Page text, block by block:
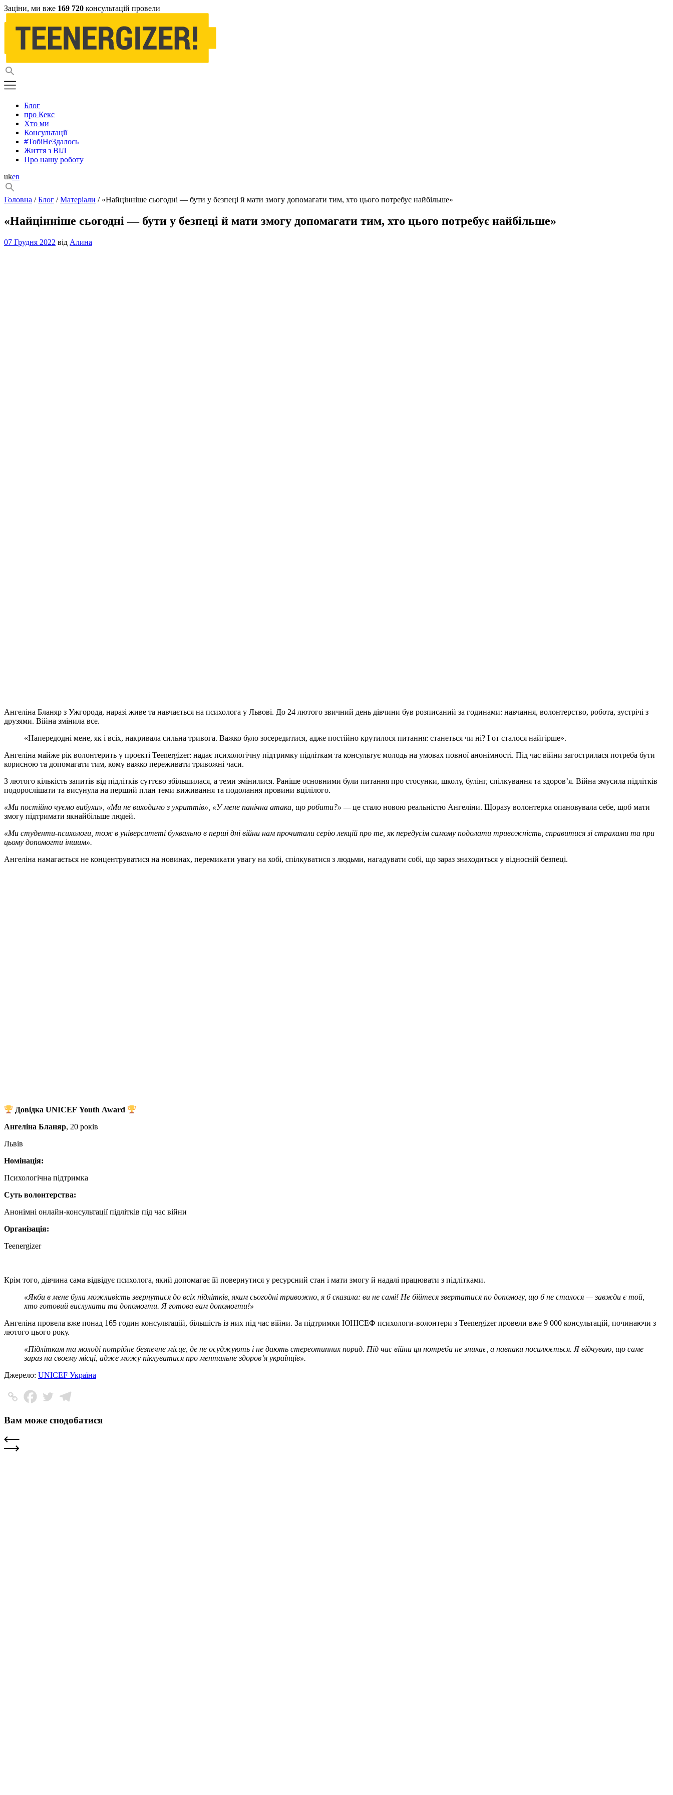
Заціни, ми вже 169 720 консультацій провели
Блог
про Кекс
Хто ми
Консультації
#ТобіНеЗдалось
Життя з ВІЛ
Про нашу роботу
uken
Головна /Блог /Матеріали / «Найцінніше сьогодні — бути у безпеці й мати змогу допомагати тим, хто цього потребує найбільше»
«Найцінніше сьогодні — бути у безпеці й мати змогу допомагати тим, хто цього потребує найбільше»
07 Грудня 2022 від Алина
Ангеліна Бланяр з Ужгорода, наразі живе та навчається на психолога у Львові. До 24 лютого звичний день дівчини був розписаний за годинами: навчання, волонтерство, робота, зустрічі з
друзями. Війна змінила все.
«Напередодні мене, як і всіх, накривала сильна тривога. Важко було зосередитися, адже постійно крутилося питання: станеться чи ні? І от сталося найгірше».
Ангеліна майже рік волонтерить у проєкті Teenergizer: надає психологічну підтримку підліткам та консультує молодь на умовах повної анонімності. Під час війни загострилася потреба бути
корисною та допомагати тим, кому важко переживати тривожні часи.
З лютого кількість запитів від підлітків суттєво збільшилася, а теми змінилися. Раніше основними були питання про стосунки, школу, булінг, спілкування та здоровʼя. Війна змусила підлітків
подорослішати та висунула на перший план теми виживання та подолання провини вцілілого.
«Ми постійно чуємо вибухи», «Ми не виходимо з укриттів», «У мене панічна атака, що робити?» —це стало новою реальністю Ангеліни. Щоразу волонтерка опановувала себе, щоб мати
змогу підтримати якнайбільше людей.
«Ми студенти-психологи, тож в університеті буквально в перші дні війни нам прочитали серію лекцій про те, як передусім самому подолати тривожність, справитися зі страхами та при
цьому допомогти іншим».
Ангеліна намагається не концентруватися на новинах, перемикати увагу на хобі, спілкуватися з людьми, нагадувати собі, що зараз знаходиться у відносній безпеці.
Довідка UNICEF Youth Award
Ангеліна Бланяр, 20 років
Львів
Номінація:
Психологічна підтримка
Суть волонтерства:
Анонімні онлайн-консультації підлітків під час війни
Організація:
Teenergizer
Крім того, дівчина сама відвідує психолога, який допомагає їй повернутися у ресурсний стан і мати змогу й надалі працювати з підлітками.
«Якби в мене була можливість звернутися до всіх підлітків, яким сьогодні тривожно, я б сказала: ви не самі! Не бійтеся звертатися по допомогу, що б не сталося — завжди є той,
хто готовий вислухати та допомогти. Я готова вам допомогти!»
Ангеліна провела вже понад 165 годин консультацій, більшість із них під час війни. За підтримки ЮНІСЕФ психологи-волонтери з Teenergizer провели вже 9 000 консультацій, починаючи з
лютого цього року.
«Підліткам та молоді потрібне безпечне місце, де не осуджують і не дають стереотипних порад. Під час війни ця потреба не зникає, а навпаки посилюється. Я відчуваю, що саме
зараз на своєму місці, адже можу піклуватися про ментальне здоровʼя українців».
Джерело: UNICEF Україна
Вам може сподобатися